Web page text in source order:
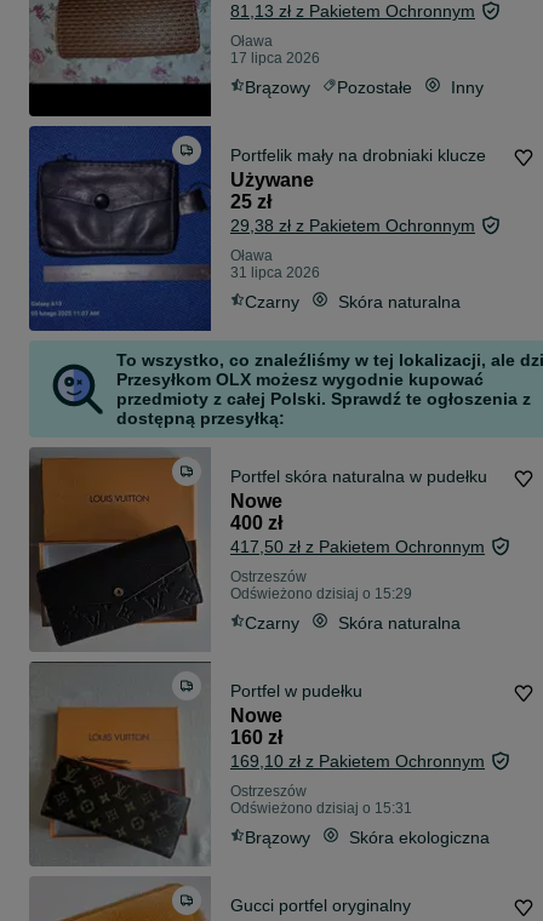
81,13 zł z Pakietem Ochronnym
Oława
17 lipca 2026
Brązowy Pozostałe Inny
Portfelik mały na drobniaki klucze
Używane
25 zł
29,38 zł z Pakietem Ochronnym
Oława
31 lipca 2026
Czarny Skóra naturalna
To wszystko, co znaleźliśmy w tej lokalizacji, ale
Przesyłkom OLX możesz wygodnie kupować
przedmioty z całej Polski. Sprawdź te ogłoszenia z
dostępną przesyłką:
Portfel skóra naturalna w pudełku
Nowe
400 zł
417,50 zł z Pakietem Ochronnym
Ostrzeszów
Odświeżono dzisiaj o 15:29
Czarny Skóra naturalna
Portfel w pudełku
Nowe
160 zł
169,10 zł z Pakietem Ochronnym
Ostrzeszów
Odświeżono dzisiaj o 15:31
Brązowy Skóra ekologiczna
Gucci portfel oryginalny